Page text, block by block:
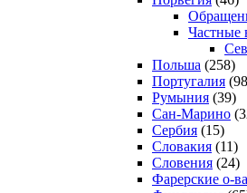
Частные
Польша (258)
Португалия
Румыния (39)
Сан-Марино
Сербия (15)
Словакия (11)
Словения (24)
Фарерские о-ва